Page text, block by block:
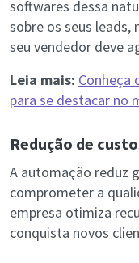
softwares dessa
sobre os seus leads,
seu vendedor deve
Leia mais: Conheça
para se destacar no
Redução de
A automação reduz
comprometer a
empresa otimiza
conquista novos